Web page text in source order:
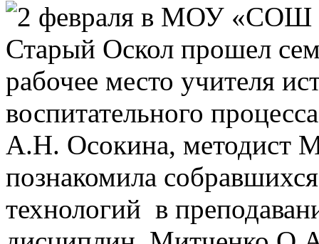
2 февраля в МОУ «СОШ
Старый Оскол прошел
рабочее место учителя
воспитательного
А.Н. Осокина,
познакомила
технологий в